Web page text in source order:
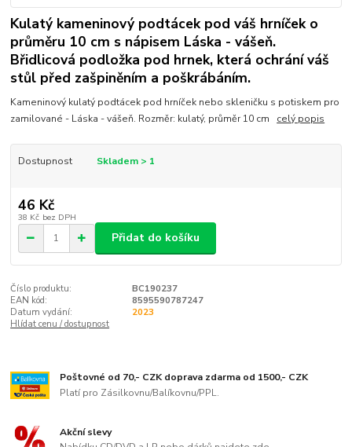
Kulatý kameninový podtácek pod váš hrníček o
průměru 10 cm s nápisem Láska - vášeň.
Břidlicová podložka pod hrnek, která ochrání váš
stůl před zašpiněním a poškrábáním.
Kameninový kulatý podtácek pod hrníček nebo skleničku s potiskem pro
zamilované - Láska - vášeň. Rozměr: kulatý, průměr 10 cm celý popis
Dostupnost Skladem > 1
46 Kč
38 Kč bez DPH
Přidat do košíku
Číslo produktu:
BC190237
EAN kód:
8595590787247
Datum vydání:
2023
Hlídat cenu / dostupnost
Poštovné od 70,- CZK doprava zdarma od 1500,- CZK
Platí pro Zásilkovnu/Balíkovnu/PPL.
Akční slevy